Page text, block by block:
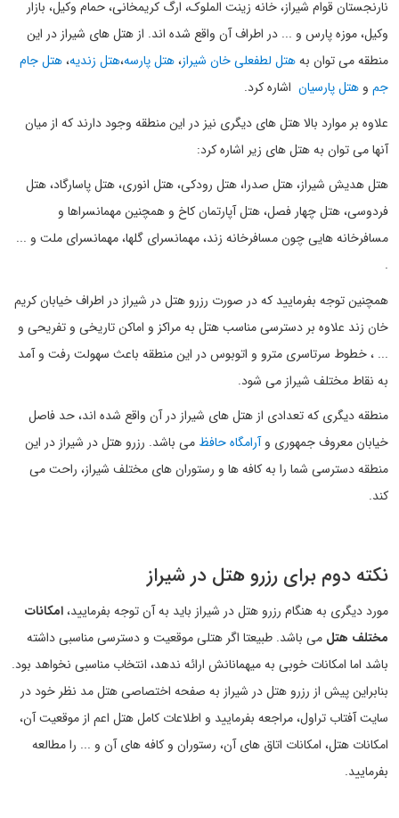
نارنجستان قوام شیراز، خانه زینت الملوک، ارگ کریمخانی، حمام وکیل، بازار
وکیل، موزه پارس و ... در اطراف آن واقع شده اند. از هتل های شیراز در این
منطقه می توان بههتل لطفعلی خان شیراز،هتل پارسه،هتل زندیه،هتل جام
جم و هتل پارسیان اشاره کرد.
علاوه بر موارد بالا هتل های دیگری نیز در این منطقه وجود دارند که از میان
آنها می توان به هتل های زیر اشاره کرد:
هتل هدیش شیراز، هتل صدرا، هتل رودکی، هتل انوری، هتل پاسارگاد، هتل
فردوسی، هتل چهار فصل، هتل آپارتمان کاخ و همچنین مهمانسراها و
مسافرخانه هایی چون مسافرخانه زند، مهمانسرای گلها، مهمانسرای ملت و ...
.
همچنین توجه بفرمایید که در صورت رزرو هتل در شیراز در اطراف خیابان کریم
خان زند علاوه بر دسترسی مناسب هتل به مراکز و اماکن تاریخی و تفریحی و
... ، خطوط سرتاسری مترو و اتوبوس در این منطقه باعث سهولت رفت و آمد
به نقاط مختلف شیراز می شود.
منطقه دیگری که تعدادی از هتل های شیراز در آن واقع شده اند، حد فاصل
خیابان معروف جمهوری وآرامگاه حافظ می باشد. رزرو هتل در شیراز در این
منطقه دسترسی شما را به کافه ها و رستوران های مختلف شیراز، راحت می
کند.
نکته دوم برای رزرو هتل در شیراز
مورد دیگری به هنگام رزرو هتل در شیراز باید به آن توجه بفرمایید،امکانات
مختلف هتل می باشد. طبیعتا اگر هتلی موقعیت و دسترسی مناسبی داشته
باشد اما امکانات خوبی به میهمانانش ارائه ندهد، انتخاب مناسبی نخواهد بود.
بنابراین پیش از رزرو هتل در شیراز به صفحه اختصاصی هتل مد نظر خود در
سایت آفتاب تراول، مراجعه بفرمایید و اطلاعات کامل هتل اعم از موقعیت آن،
امکانات هتل، امکانات اتاق های آن، رستوران و کافه های آن و ... را مطالعه
بفرمایید.